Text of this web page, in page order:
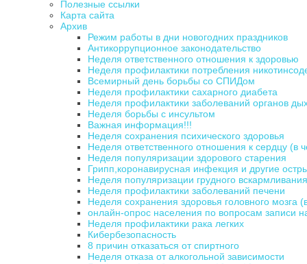
Полезные ссылки
Карта сайта
Архив
Режим работы в дни новогодних праздников
Антикоррупционное законодательство
Неделя ответственного отношения к здоровью
Неделя профилактики потребления
Всемирный день борьбы со СПИДом
Неделя профилактики сахарного диабета
Неделя профилактики заболеваний органов
Неделя борьбы с инсультом
Важная информация!!!
Неделя сохранения психического здоровья
Неделя ответственного отношения к сердцу (в
Неделя популяризации здорового старения
Грипп,коронавирусная инфекция и другие
Неделя популяризации грудного вскармливания
Неделя профилактики заболеваний печени
Неделя сохранения здоровья головного мозга
онлайн-опрос населения по вопросам записи
Неделя профилактики рака легких
Кибербезопасность
8 причин отказаться от спиртного
Неделя отказа от алкогольной зависимости